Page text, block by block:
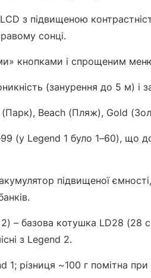
з підвищеною
сонці.
кнопками і спрощеним
(занурення до 5 м) і
Beach (Пляж), Gold
(у Legend 1 було 1–60), що
підвищеної
– базова котушка LD28 (28
з Legend 2.
1; різниця ~100 г помітна